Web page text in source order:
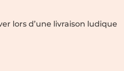
lors d’une livraison ludique